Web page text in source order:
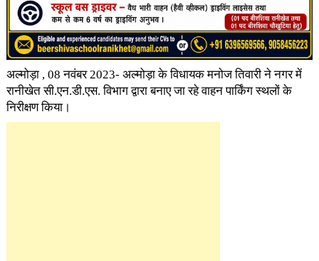
अल्मोड़ा , 08 नवंबर 2023- अल्मोड़ा के विधायक मनोज तिवारी ने नगर में
रानीखेत सी.एन.डी.एस. विभाग द्वारा बनाए जा रहे वाहन पार्किंग स्थलों के
निरीक्षण किया।